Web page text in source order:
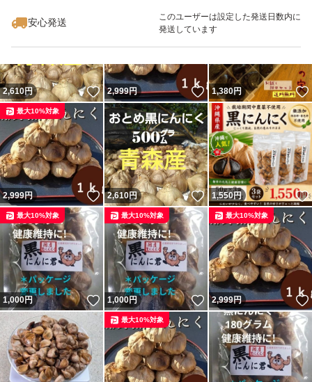
安心発送
このユーザーは設定した発送日数内に
発送しています
2,610円 いいね！
2,999円 いいね！
1,380円
2,999円 いいね！
最大10%対象
2,610円 いいね！
1,550円
1,000円 いいね！
最大10%対象
1,000円 いいね！
最大10%対象
2,999円
最大10%対象
最大10%対象